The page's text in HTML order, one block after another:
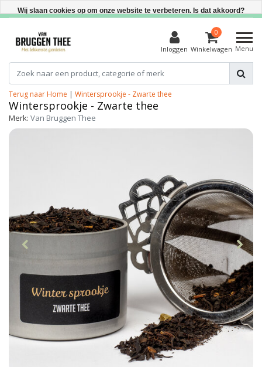
Direct uit voorraad leverbaar
Inloggen
0
Winkelwagen Menu
Terug naar Home | Wintersprookje - Zwarte thee
Wintersprookje - Zwarte thee
Merk: Van Bruggen Thee
Wij slaan cookies op om onze website te verbeteren. Is dat akkoord?
Meer over cookies »